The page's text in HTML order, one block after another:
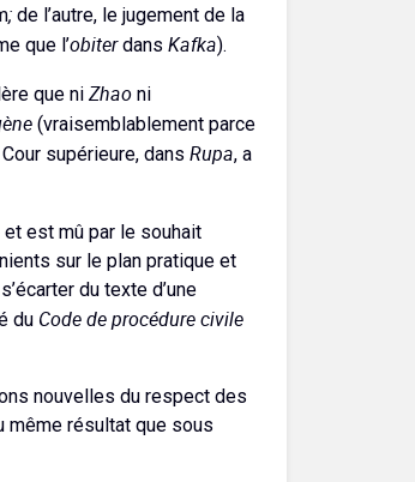
;de l’autre, le jugement de la
que l’obiterdans Kafka).
que ni Zhaoni
(vraisemblablement parce
supérieure, dans Rupa, a
est mû par le souhait
sur le plan pratique et
du texte d’une
du Code de procédure civile
nouvelles du respect des
même résultat que sous